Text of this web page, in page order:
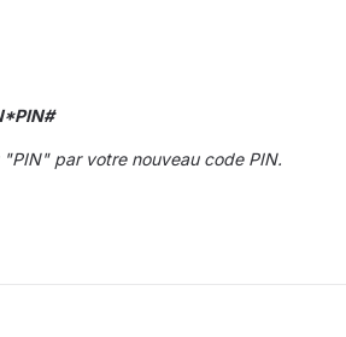
par votre nouveau code PIN.